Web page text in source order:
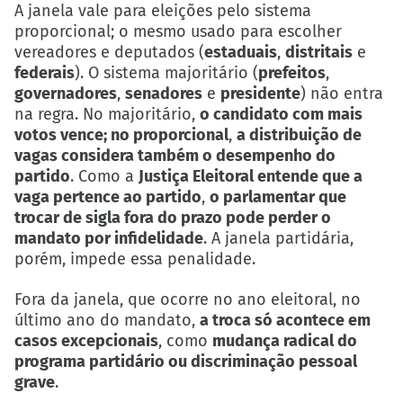
A janela vale para eleições pelo sistema
proporcional; o mesmo usado para escolher
vereadores e deputados (estaduais, distritais e
federais). O sistema majoritário (prefeitos,
governadores, senadores e presidente) não entra
na regra. No majoritário, o candidato com mais
votos vence; no proporcional, a distribuição de
vagas considera também o desempenho do
partido. Como a Justiça Eleitoral entende que a
vaga pertence ao partido, o parlamentar que
trocar de sigla fora do prazo pode perder o
mandato por infidelidade. A janela partidária,
porém, impede essa penalidade.
Fora da janela, que ocorre no ano eleitoral, no
último ano do mandato, a troca só acontece em
casos excepcionais, como mudança radical do
programa partidário ou discriminação pessoal
grave.